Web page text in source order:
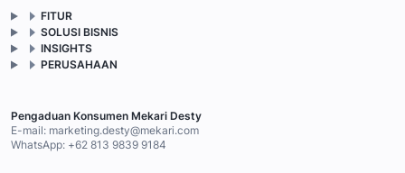
FITUR
SOLUSI BISNIS
INSIGHTS
PERUSAHAAN
Pengaduan Konsumen Mekari Desty
E-mail: marketing.desty@mekari.com
WhatsApp: +62 813 9839 9184